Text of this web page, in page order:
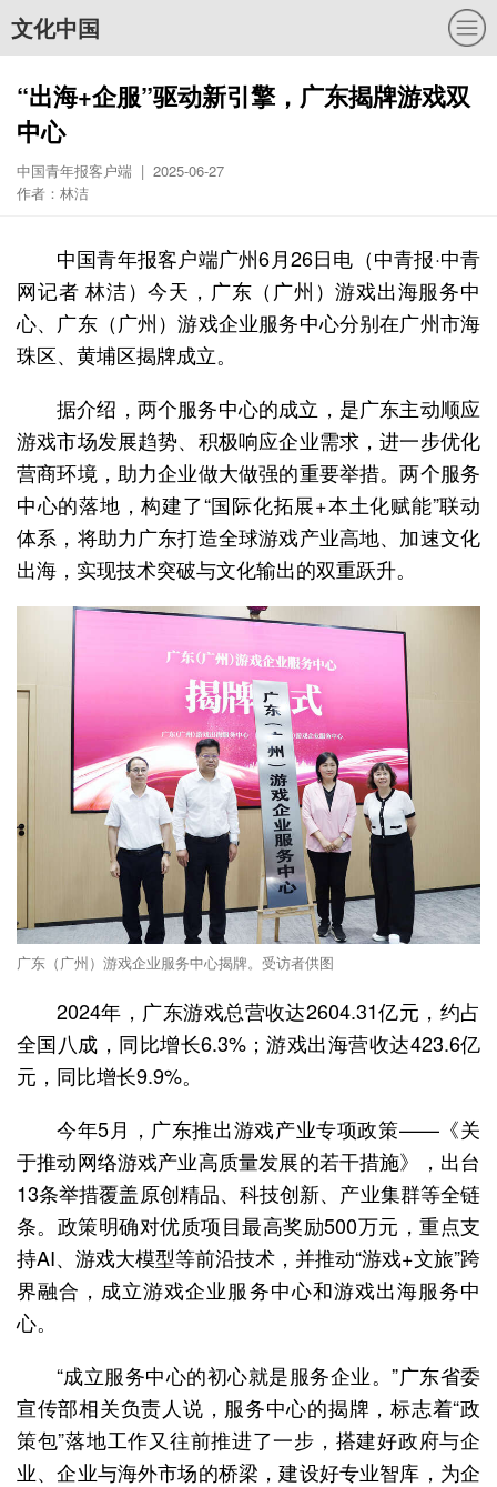
文化中国
“出海+企服”驱动新引擎，广东揭牌游戏双
中心
中国青年报客户端 | 2025-06-27
作者：林洁
中国青年报客户端广州6月26日电（中青报·中青
网记者 林洁）今天，广东（广州）游戏出海服务中
心、广东（广州）游戏企业服务中心分别在广州市海
珠区、黄埔区揭牌成立。
据介绍，两个服务中心的成立，是广东主动顺应
游戏市场发展趋势、积极响应企业需求，进一步优化
营商环境，助力企业做大做强的重要举措。两个服务
中心的落地，构建了“国际化拓展+本土化赋能”联动
体系，将助力广东打造全球游戏产业高地、加速文化
出海，实现技术突破与文化输出的双重跃升。
广东（广州）游戏企业服务中心揭牌。受访者供图
2024年，广东游戏总营收达2604.31亿元，约占
全国八成，同比增长6.3%；游戏出海营收达423.6亿
元，同比增长9.9%。
今年5月，广东推出游戏产业专项政策——《关
于推动网络游戏产业高质量发展的若干措施》，出台
13条举措覆盖原创精品、科技创新、产业集群等全链
条。政策明确对优质项目最高奖励500万元，重点支
持AI、游戏大模型等前沿技术，并推动“游戏+文旅”跨
界融合，成立游戏企业服务中心和游戏出海服务中
心。
“成立服务中心的初心就是服务企业。”广东省委
宣传部相关负责人说，服务中心的揭牌，标志着“政
策包”落地工作又往前推进了一步，搭建好政府与企
业、企业与海外市场的桥梁，建设好专业智库，为企